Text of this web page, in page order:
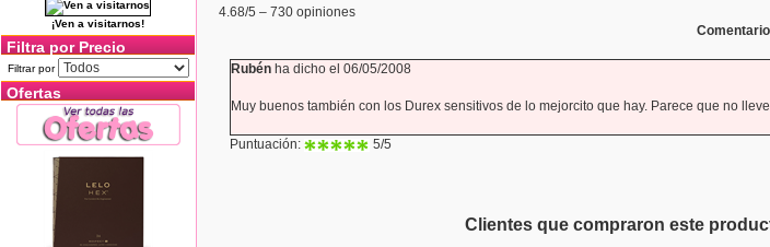
¡Ven a visitarnos!
Filtra por Precio
Filtrar por
Ofertas
4.68/5 – 730 opiniones
Rubénha dicho el 06/05/2008
Muy buenos también con los Durex sensitivos de lo mejorcito que hay. Parece que no
Puntuación: 5/5
Clientes que compraron este